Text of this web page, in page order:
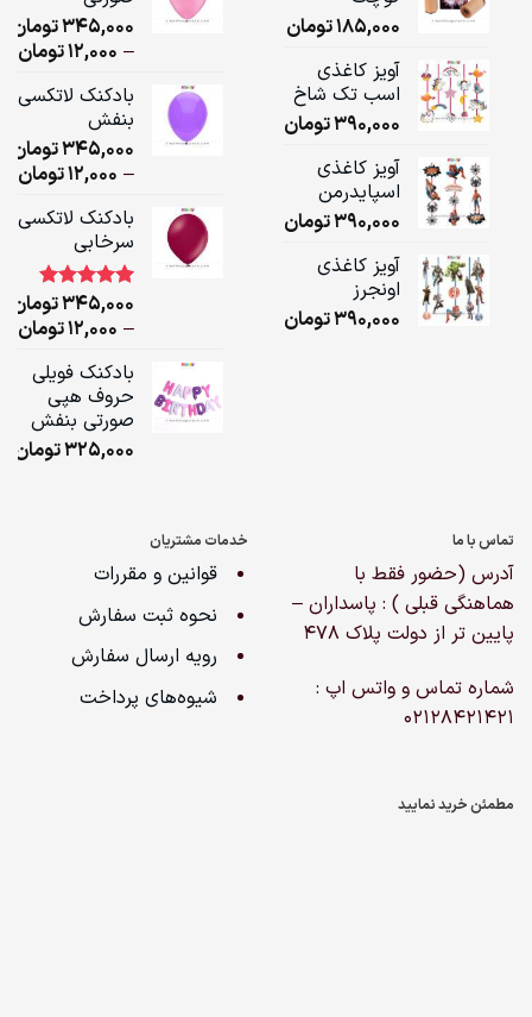
185,000تومان
آویز کاغذی
اسب تک شاخ
390,000تومان
آویز کاغذی
اسپایدرمن
390,000تومان
آویز کاغذی
اونجرز
390,000تومان
345,000تومان
–
12,000تومان
بادکنک لاتکسی
بنفش
345,000تومان
–
12,000تومان
بادکنک لاتکسی
سرخابی
امتیاز5.00
1
مشتری
345,000تومان
–
12,000تومان
بادکنک فویلی
حروف هپی
صورتی بنفش
325,000تومان
تماس با ما
آدرس (حضور فقط با
هماهنگی قبلی ) : پاسداران –
پایین تر از دولت پلاک ۴۷۸
شماره تماس و واتس اپ :
02128421421
خدمات مشتریان
قوانین و مقررات
نحوه ثبت سفارش
رویه ارسال سفارش
شیوه‌های پرداخت
مطمئن خرید نمایید